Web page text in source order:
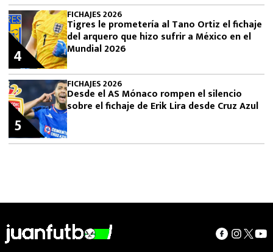
FICHAJES 2026
Tigres le prometería al Tano Ortiz el fichaje
del arquero que hizo sufrir a México en el
Mundial 2026
4
FICHAJES 2026
Desde el AS Mónaco rompen el silencio
sobre el fichaje de Erik Lira desde Cruz Azul
5